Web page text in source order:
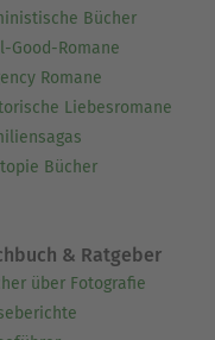
Bücher
Good-Romane
Romane
Liebesromane
Bücher
& Ratgeber
über Fotografie